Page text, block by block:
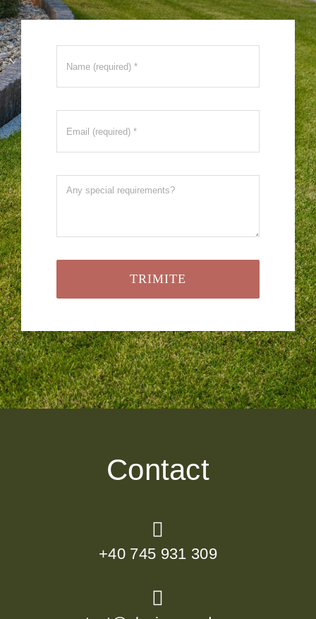
TRIMITE
Contact
+40 745 931 309